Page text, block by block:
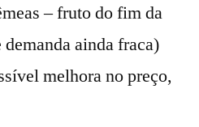
– fruto do fim da
ainda fraca)
melhora no preço,